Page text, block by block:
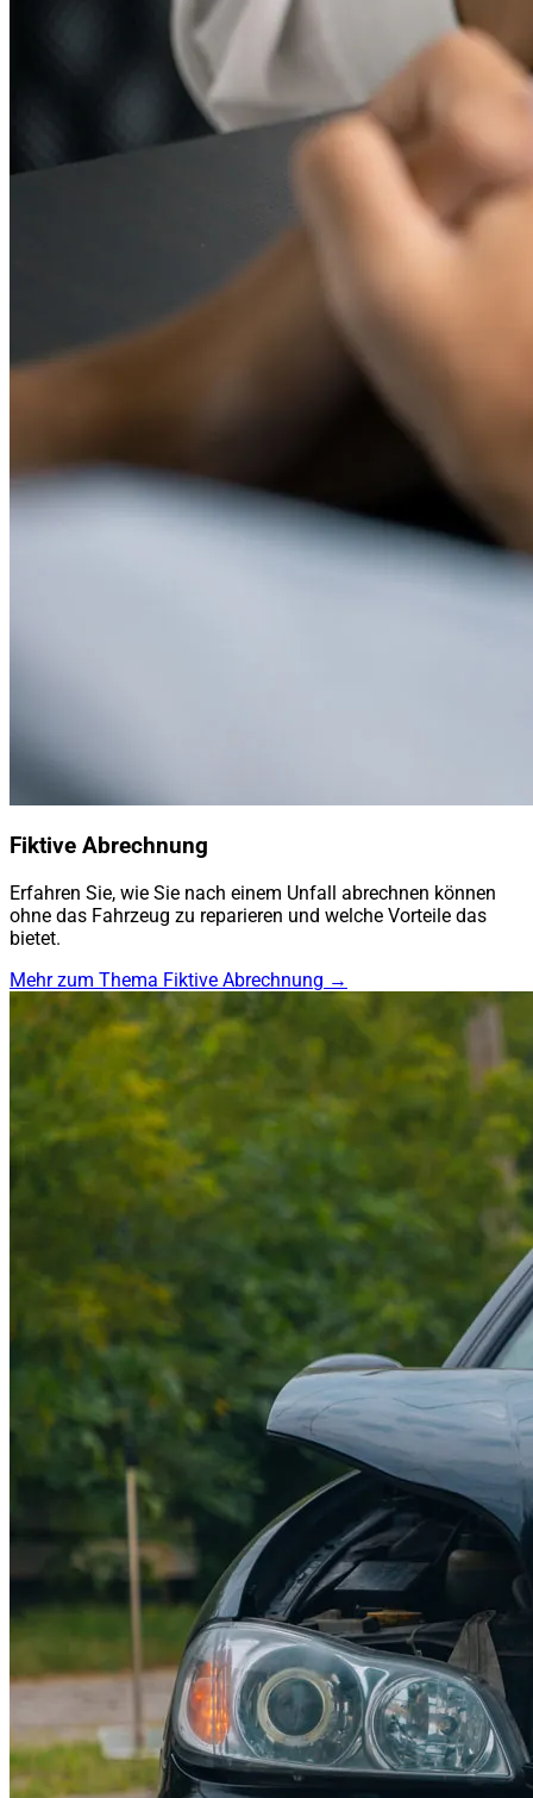
Fiktive Abrechnung
Erfahren Sie, wie Sie nach einem Unfall abrechnen können
ohne das Fahrzeug zu reparieren und welche Vorteile das
bietet.
Mehr zum Thema Fiktive Abrechnung →